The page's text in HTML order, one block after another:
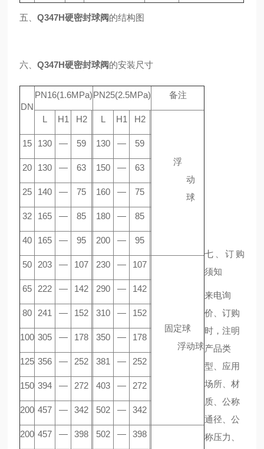
五、Q347H硬密封球阀的结构图
六、Q347H硬密封球阀的安装尺寸
DN
PN16(1.6MPa)PN25(2.5MPa) 备注
L H1 H2 L H1 H2
浮
动
球
15 130 — 59 130 — 59
20 130 — 63 150 — 63
25 140 — 75 160 — 75
32 165 — 85 180 — 85
40 165 — 95 200 — 95
50 203 — 107 230 — 107
固定球
浮动球
65 222 — 142 290 — 142
80 241 — 152 310 — 152
100 305 — 178 350 — 178
125 356 — 252 381 — 252
150 394 — 272 403 — 272
200 457 — 342 502 — 342
200 457 — 398 502 — 398
七、订购
须知
来电询
价、订购
时，注明
产品类
型、应用
场所、材
质、公称
通径、公
称压力、